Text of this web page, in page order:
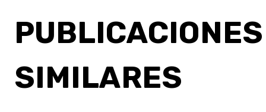
PUBLICACIONES
SIMILARES